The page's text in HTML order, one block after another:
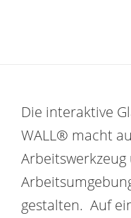
Die interaktive
WALL® macht
gestalten. Auf